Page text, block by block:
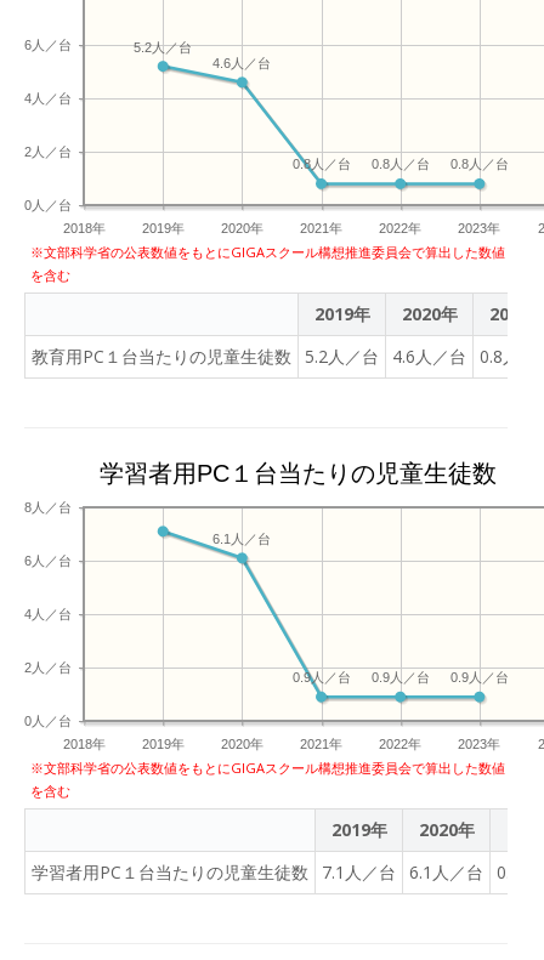
容は実に多彩だ。鹿屋中央
「もともと本校は商業高校
教養コースではITパスポー
ト試験や日商簿記検定など
の資格取得を目指す商業教
育に力を入れています。ま
た調理コースや食物コース
では、大隅地域で唯一卒業
と同時に調理師免許の資格
が取得できます。調理師免
許というのは国家資格のた
しますが、本校ではそれら
の要件を3年間のカリキュ
ラムの中で実施していま
うなさまざまなコースを設
置し、多様な生徒が学ぶ鹿
屋中央高校でICT環境を導
入する契機となったのはコ
防止のため全国一斉休校と
なった当時、まだ鹿屋中央
高校ではICTの環境整備が
2018年 2019年 2020年 2021年 2022年 2023年
0人／台
2人／台
4人／台
6人／台
0.8人／台
0.8人／台
0.8人／台
4.6人／台
5.2人／台
※文部科学省の公表数値をもとにGIGAスクール構想推進委員会で算出した数値
を含む
2019年 2020年
2021年
教育用PC１台当たりの児童生徒数
5.2人／台 4.6人／台 0.8人／
学習者用PC１台当たりの児童生徒数
2018年 2019年 2020年 2021年 2022年 2023年
0人／台
2人／台
4人／台
6人／台
8人／台
0.9人／台
0.9人／台
0.9人／台
6.1人／台
※文部科学省の公表数値をもとにGIGAスクール構想推進委員会で算出した数値
を含む
2019年 2020年
学習者用PC１台当たりの児童生徒数
7.1人／台 6.1人／台 0.9人